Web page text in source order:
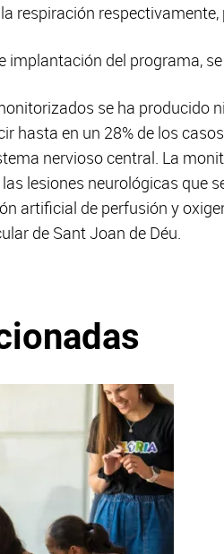
respiración
implantación del programa,
se ha producido
hasta en un 28% de los
nervioso central. La
lesiones neurológicas que
artificial de perfusión y
de Sant Joan de Déu.